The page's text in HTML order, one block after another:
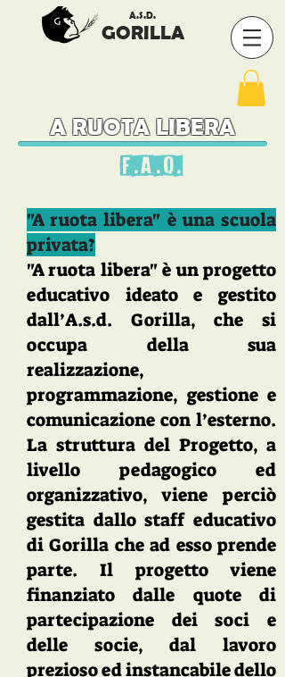
A.S.D.
GORILLA
A RUOTA LIBERA
F.A.Q.
"A ruota libera" è una scuola
privata?
"A ruota libera" è un progetto
educativo ideato e gestito
dall’A.s.d. Gorilla, che si
occupa della sua
realizzazione,
programmazione, gestione e
comunicazione con l’esterno.
La struttura del Progetto, a
livello pedagogico ed
organizzativo, viene perciò
gestita dallo staff educativo
di Gorilla che ad esso prende
parte. Il progetto viene
finanziato dalle quote di
partecipazione dei soci e
delle socie, dal lavoro
prezioso ed instancabile dello